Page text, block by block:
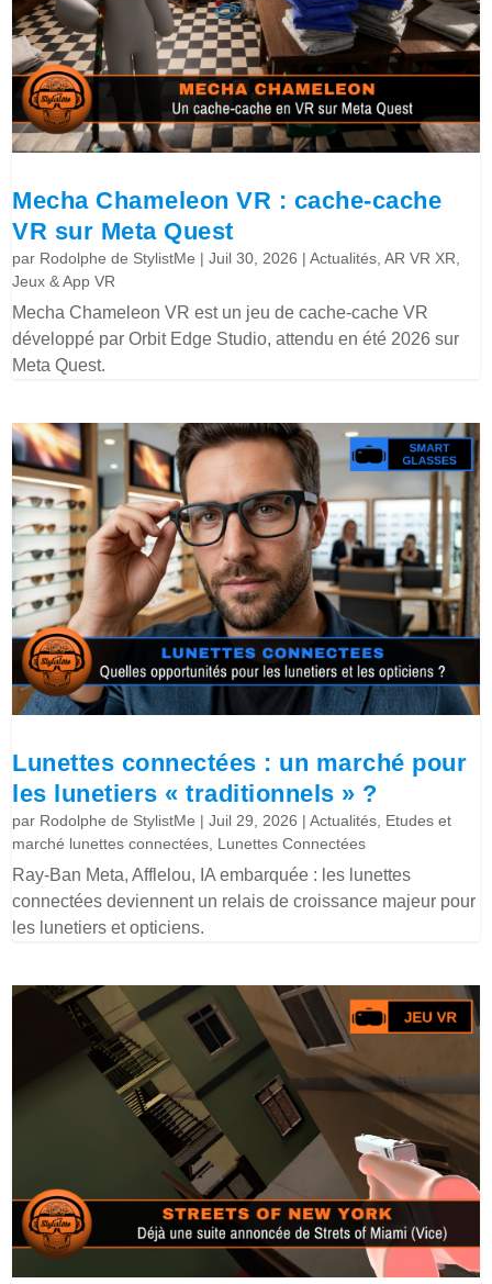
Mecha Chameleon VR : cache-cache
VR sur Meta Quest
par Rodolphe de StylistMe |Juil 30, 2026 |Actualités,AR VR XR,
Jeux & App VR
Mecha Chameleon VR est un jeu de cache-cache VR
développé par Orbit Edge Studio, attendu en été 2026 sur
Meta Quest.
Lunettes connectées : un marché pour
les lunetiers « traditionnels » ?
par Rodolphe de StylistMe |Juil 29, 2026 |Actualités, Etudes et
marché lunettes connectées, Lunettes Connectées
Ray-Ban Meta, Afflelou, IA embarquée : les lunettes
connectées deviennent un relais de croissance majeur pour
les lunetiers et opticiens.